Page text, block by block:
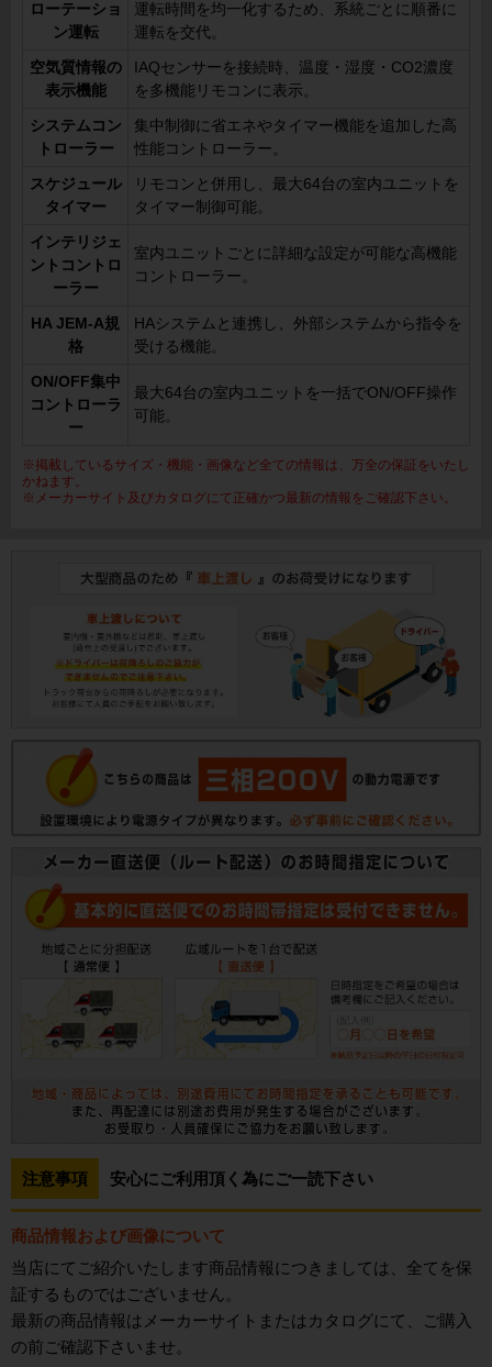
ローテーショ
ン運転
運転時間を均一化するため、系統ごとに順番に
運転を交代。
空気質情報の
表示機能
IAQセンサーを接続時、温度・湿度・CO2濃度
を多機能リモコンに表示。
システムコン
トローラー
集中制御に省エネやタイマー機能を追加した高
性能コントローラー。
スケジュール
タイマー
リモコンと併用し、最大64台の室内ユニットを
タイマー制御可能。
インテリジェ
ントコントロ
ーラー
室内ユニットごとに詳細な設定が可能な高機能
コントローラー。
HA JEM-A規
格
HAシステムと連携し、外部システムから指令を
受ける機能。
ON/OFF集中
コントローラ
ー
最大64台の室内ユニットを一括でON/OFF操作
可能。
※掲載しているサイズ・機能・画像など全ての情報は、万全の保証をいたし
かねます。
※メーカーサイト及びカタログにて正確かつ最新の情報をご確認下さい。
注意事項 安心にご利用頂く為にご一読下さい
商品情報および画像について
当店にてご紹介いたします商品情報につきましては、全てを保
証するものではございません。
最新の商品情報はメーカーサイトまたはカタログにて、ご購入
の前ご確認下さいませ。